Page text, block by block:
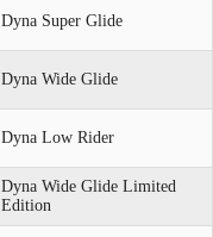
Dyna Super Glide
Dyna Wide Glide
Dyna Low Rider
Dyna Wide Glide Limited
Edition